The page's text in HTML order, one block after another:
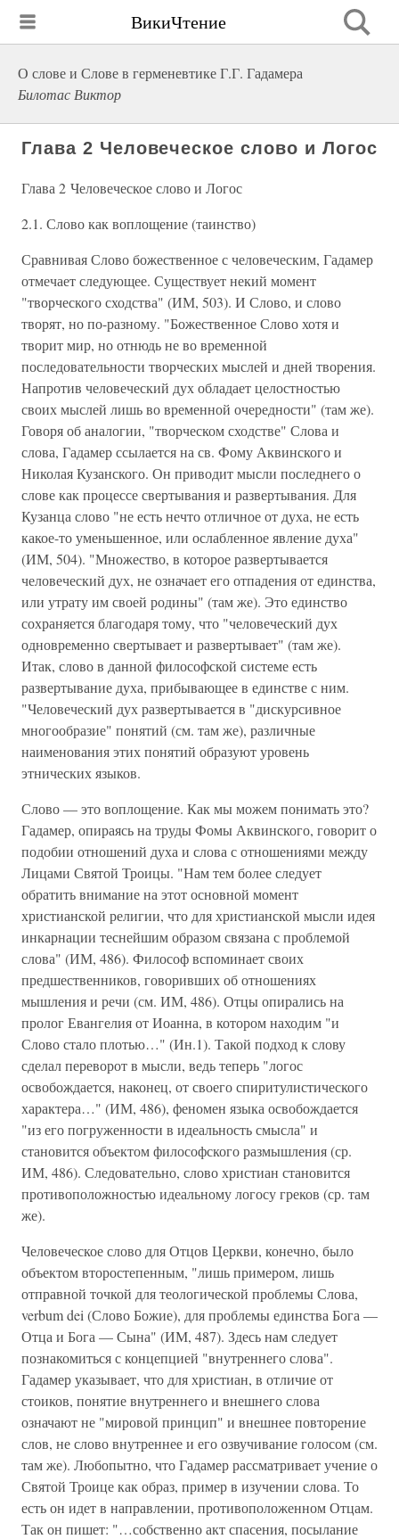
ВикиЧтение
О слове и Слове в герменевтике Г.Г. Гадамера
Билотас Виктор
Глава 2 Человеческое слово и Логос
Глава 2 Человеческое слово и Логос
2.1. Слово как воплощение (таинство)
Сравнивая Слово божественное с человеческим, Гадамер
отмечает следующее. Существует некий момент
"творческого сходства" (ИМ, 503). И Слово, и слово
творят, но по-разному. "Божественное Слово хотя и
творит мир, но отнюдь не во временной
последовательности творческих мыслей и дней творения.
Напротив человеческий дух обладает целостностью
своих мыслей лишь во временной очередности" (там же).
Говоря об аналогии, "творческом сходстве" Слова и
слова, Гадамер ссылается на св. Фому Аквинского и
Николая Кузанского. Он приводит мысли последнего о
слове как процессе свертывания и развертывания. Для
Кузанца слово "не есть нечто отличное от духа, не есть
какое-то уменьшенное, или ослабленное явление духа"
(ИМ, 504). "Множество, в которое развертывается
человеческий дух, не означает его отпадения от единства,
или утрату им своей родины" (там же). Это единство
сохраняется благодаря тому, что "человеческий дух
одновременно свертывает и развертывает" (там же).
Итак, слово в данной философской системе есть
развертывание духа, прибывающее в единстве с ним.
"Человеческий дух развертывается в "дискурсивное
многообразие" понятий (см. там же), различные
наименования этих понятий образуют уровень
этнических языков.
Слово — это воплощение. Как мы можем понимать это?
Гадамер, опираясь на труды Фомы Аквинского, говорит о
подобии отношений духа и слова с отношениями между
Лицами Святой Троицы. "Нам тем более следует
обратить внимание на этот основной момент
христианской религии, что для христианской мысли идея
инкарнации теснейшим образом связана с проблемой
слова" (ИМ, 486). Философ вспоминает своих
предшественников, говоривших об отношениях
мышления и речи (см. ИМ, 486). Отцы опирались на
пролог Евангелия от Иоанна, в котором находим "и
Слово стало плотью…" (Ин.1). Такой подход к слову
сделал переворот в мысли, ведь теперь "логос
освобождается, наконец, от своего спиритулистического
характера…" (ИМ, 486), феномен языка освобождается
"из его погруженности в идеальность смысла" и
становится объектом философского размышления (ср.
ИМ, 486). Следовательно, слово христиан становится
противоположностью идеальному логосу греков (ср. там
же).
Человеческое слово для Отцов Церкви, конечно, было
объектом второстепенным, "лишь примером, лишь
отправной точкой для теологической проблемы Слова,
verbum dei (Слово Божие), для проблемы единства Бога —
Отца и Бога — Сына" (ИМ, 487). Здесь нам следует
познакомиться с концепцией "внутреннего слова".
Гадамер указывает, что для христиан, в отличие от
стоиков, понятие внутреннего и внешнего слова
означают не "мировой принцип" и внешнее повторение
слов, не слово внутреннее и его озвучивание голосом (см.
там же). Любопытно, что Гадамер рассматривает учение о
Святой Троице как образ, пример в изучении слова. То
есть он идет в направлении, противоположенном Отцам.
Так он пишет: "…собственно акт спасения, посылание